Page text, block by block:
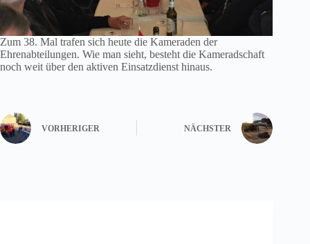
Zum 38. Mal trafen sich heute die Kameraden der
Ehrenabteilungen. Wie man sieht, besteht die Kameradschaft
noch weit über den aktiven Einsatzdienst hinaus.
VORHERIGER NÄCHSTER